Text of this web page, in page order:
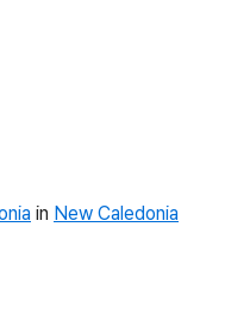
in New Caledonia